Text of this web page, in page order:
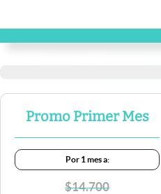
Promo Primer Mes
Por 1 mes a:
$14.700